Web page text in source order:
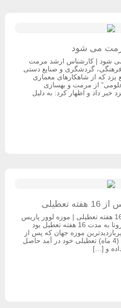
می شود
شود | کارشناس ارشد مرمت
فرهنگی، گردشگری و صنایع دستی
که از شاهکارهای معماری
از مرمت و بهسازی
خبر داد و اظهار کرد: به دلیل
بازگشایی موزه لوور پس از 16 هفته تعطیلی | موزه لوور پاریس
که به خاطر شیوع ویروس کرونا به مدت 16 هفته تعطیل بود
موزه جهان که پس از
شیوع کرونا در مدت 16 هفته (4 ماه) تعطیلی خود در آمد حاصل
و […]